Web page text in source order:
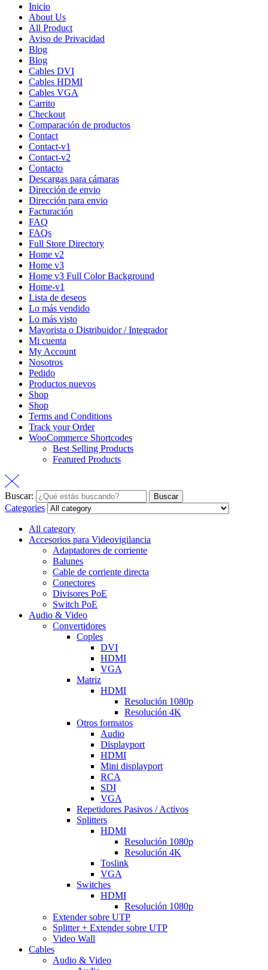
Inicio
About Us
All Product
Aviso de Privacidad
Blog
Blog
Cables DVI
Cables HDMI
Cables VGA
Carrito
Checkout
Comparación de productos
Contact
Contact-v1
Contact-v2
Contacto
Descargas para cámaras
Dirección de envio
Dirección para envio
Facturación
FAQ
FAQs
Full Store Directory
Home v2
Home v3
Home v3 Full Color Background
Home-v1
Lista de deseos
Lo más vendido
Lo más visto
Mayorista o Distribuidor / Integrador
Mi cuenta
My Account
Nosotros
Pedido
Productos nuevos
Shop
Shop
Terms and Conditions
Track your Order
WooCommerce Shortcodes
Best Selling Products
Featured Products
Buscar: Buscar
Categories
All category
Accesorios para Videovigilancia
Adaptadores de corriente
Balunes
Cable de corriente directa
Conectores
Divisores PoE
Switch PoE
Audio & Video
Convertidores
Coples
DVI
HDMI
VGA
Matriz
HDMI
Resolución 1080p
Resolución 4K
Otros formatos
Audio
Displayport
HDMI
Mini displayport
RCA
SDI
VGA
Repetidores Pasivos / Activos
Splitters
HDMI
Resolución 1080p
Resolución 4K
Toslink
VGA
Switches
HDMI
Resolución 1080p
Extender sobre UTP
Splitter + Extender sobre UTP
Video Wall
Cables
Audio & Video